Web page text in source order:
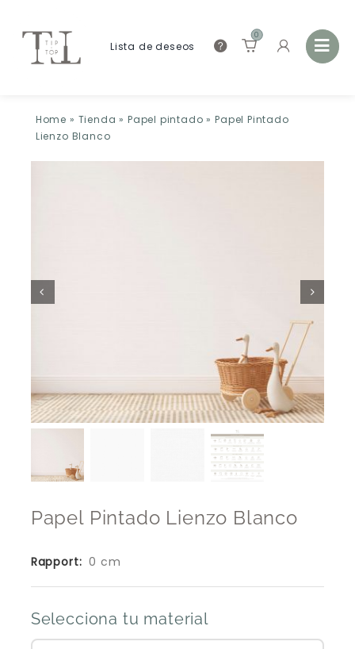
Lista de deseos
0
Home » Tienda » Papel pintado »Papel Pintado
Lienzo Blanco
Papel Pintado Lienzo Blanco
Rapport: 0 cm
Selecciona tu material